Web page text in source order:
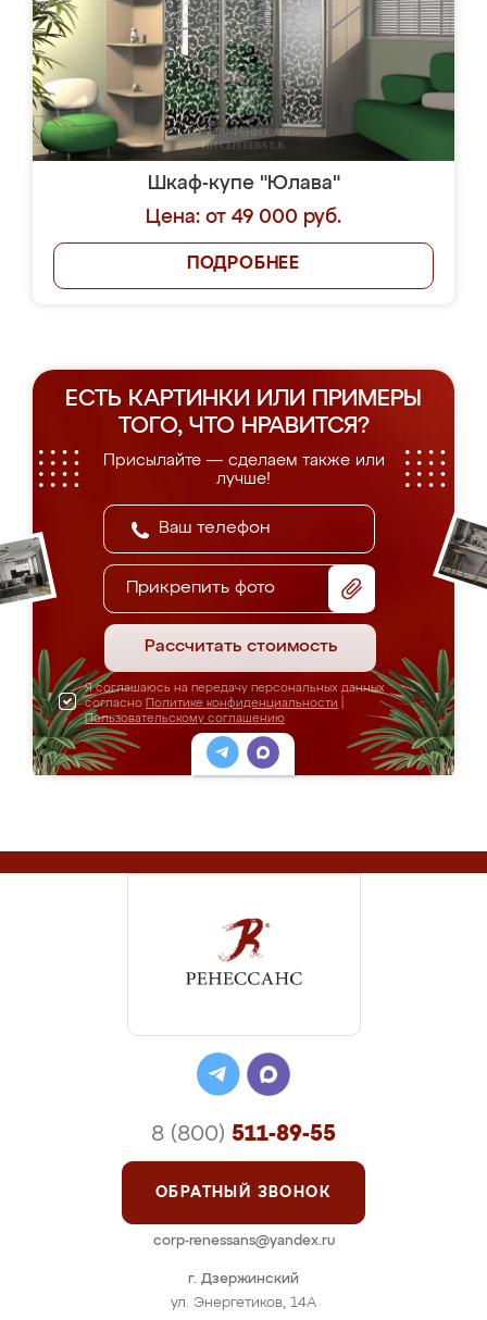
Шкаф-купе "Юлава"
Цена: от 49 000 руб.
ПОДРОБНЕЕ
ЕСТЬ КАРТИНКИ ИЛИ ПРИМЕРЫ
ТОГО, ЧТО НРАВИТСЯ?
Присылайте — сделаем также или
лучше!
Прикрепить фото
Рассчитать стоимость
Я соглашаюсь на передачу персональных данных
согласно Политике конфиденциальности
Пользовательскому соглашению
г. Дзержинский
ул. Энергетиков, 14А
8 (800) 511-89-55
ОБРАТНЫЙ ЗВОНОК
corp-renessans@yandex.ru